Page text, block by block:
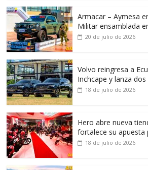
Armacar – Aymesa
Militar ensamblada
20 de julio de 2026
Volvo reingresa a
Inchcape y lanza dos
18 de julio de 2026
Hero abre nueva
fortalece su apuesta
18 de julio de 2026